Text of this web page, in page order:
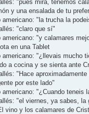
"pues mira, tenemos
y una ensalada de tu
"la trucha la
"claro que sí"
"y calamares
en una Tablet
"¿llevais mucho
a cocina y se sienta ante
"Hace
por este lado"
"¿Cuando teneis
"el viernes, ya sabes,
vino y los calamares de